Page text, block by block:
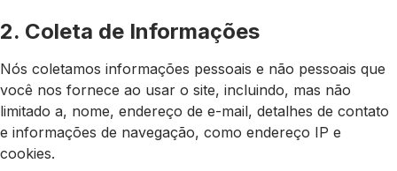
2. Coleta de Informações
Nós coletamos informações pessoais e não pessoais que
você nos fornece ao usar o site, incluindo, mas não
limitado a, nome, endereço de e-mail, detalhes de contato
e informações de navegação, como endereço IP e
cookies.